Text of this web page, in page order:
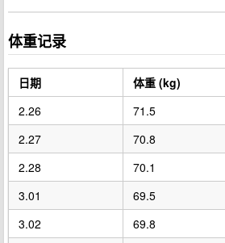
体重记录
日期 体重 (kg)
2.26
71.5
2.27
70.8
2.28
70.1
3.01
69.5
3.02
69.8